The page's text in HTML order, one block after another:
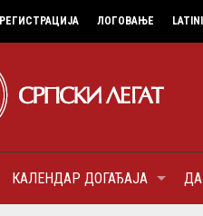
РЕГИСТРАЦИЈА ЛОГОВАЊЕ
КАЛЕНДАР ДОГАЂАЈА